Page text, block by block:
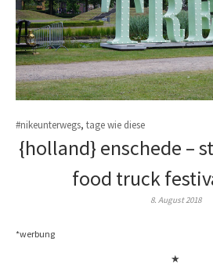
#nikeunterwegs, tage wie diese
{holland} enschede –
food truck
8. August 2018
*werbung
★